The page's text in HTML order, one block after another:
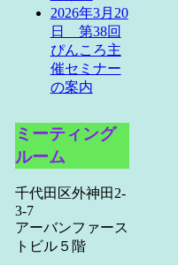
2026年3月20
日 第38回
ぴんころ主
催セミナー
の案内
ミーティング
ルーム
千代田区外神田2-
3-7
アーバンファース
トビル５階